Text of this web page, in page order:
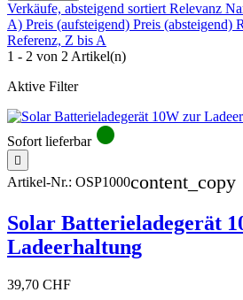
Verkäufe, absteigend sortiertRelevanz
A) Preis (aufsteigend) Preis (absteigend)
Referenz, Z bis A
1 - 2 von 2 Artikel(n)
Aktive Filter
Sofort lieferbar circle

Artikel-Nr.: OSP1000content_copy
Solar Batterieladegerät
Ladeerhaltung
39,70 CHF